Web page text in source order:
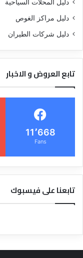
دليل المحلات السياحية
دليل مراكز الغوص
دليل شركات الطيران
تابع العروض و الاخبار
11٬668
Fans
تابعنا على فيسبوك